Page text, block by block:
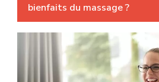
bienfaits du massage ?